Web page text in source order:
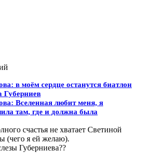
в моём сердце останутся биатлон
Губерниев
Вселенная любит меня, я
там, где и должна была
счастья не хватает Светиной
(чего я ей желаю).
Губерниева??